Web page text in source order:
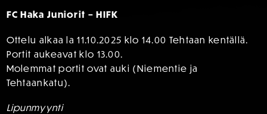
FC Haka Juniorit – HIFK
Ottelu alkaa la 11.10.2025 klo 14.00 Tehtaan kentällä.
Portit aukeavat klo 13.00.
Molemmat portit ovat auki (Niementie ja
Tehtaankatu).
Lipunmyynti